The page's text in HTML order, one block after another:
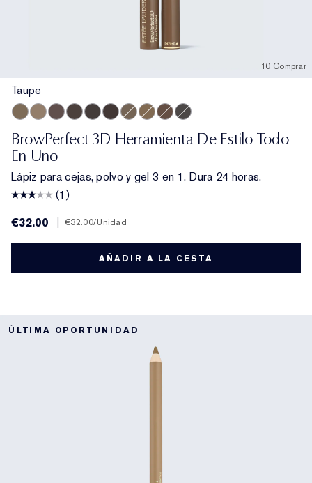
10 Comprar
Taupe
BrowPerfect 3D Herramienta De Estilo Todo
En Uno
Lápiz para cejas, polvo y gel 3 en 1. Dura 24 horas.
(1)
€32.00
€32.00/Unidad
AÑADIR A LA CESTA
ÚLTIMA OPORTUNIDAD